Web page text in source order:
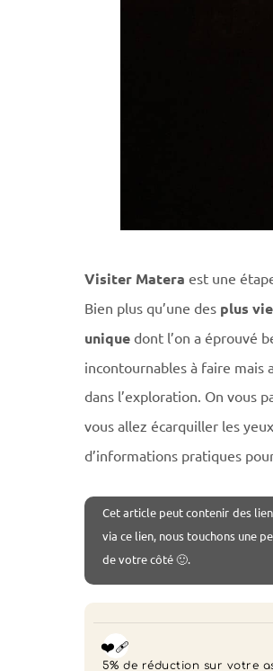
Visiter Matera est une
Bien plus qu’une des plus
uniquedont l’on a éprouvé
incontournables à faire mais
dans l’exploration. On vous
vous allez écarquiller les
d’informations pratiques
Cet article peut contenir des
via ce lien, nous touchons une
de votre côté 🙂.
❤️‍🩹
5% de réduction sur votre